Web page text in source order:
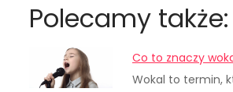
Polecamy także:
Co to znaczy
Wokal to termin,